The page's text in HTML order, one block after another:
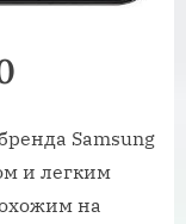
Samsung
и легким
на